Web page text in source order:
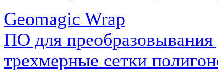
Geomagic Wrap
ПО для преобразовывания
трехмерные сетки